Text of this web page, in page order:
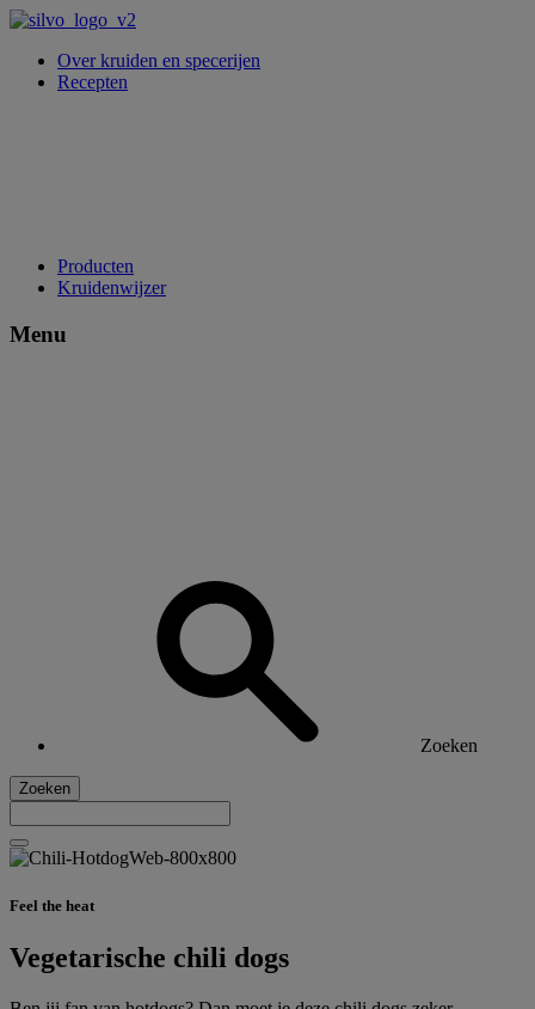
Over kruiden en specerijen
Recepten
Producten
Kruidenwijzer
Menu
Zoeken
Zoeken
Feel the heat
Vegetarische chili dogs